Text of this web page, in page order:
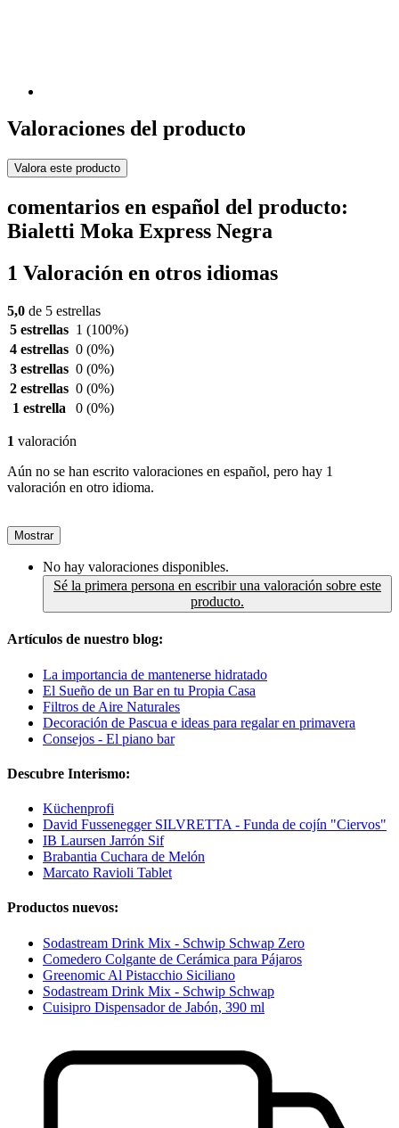
Valoraciones del producto
Valora este producto
comentarios en español del producto:
Bialetti Moka Express Negra
1 Valoración en otros idiomas
5,0 de 5 estrellas
5 estrellas 1 (100%)
4 estrellas 0 (0%)
3 estrellas 0 (0%)
2 estrellas 0 (0%)
1 estrella
0 (0%)
1 valoración
Aún no se han escrito valoraciones en español, pero hay 1
valoración en otro idioma.
Mostrar
No hay valoraciones disponibles.
Sé la primera persona en escribir una valoración sobre este
producto.
Artículos de nuestro blog:
La importancia de mantenerse hidratado
El Sueño de un Bar en tu Propia Casa
Filtros de Aire Naturales
Decoración de Pascua e ideas para regalar en primavera
Consejos - El piano bar
Descubre Interismo:
Küchenprofi
David Fussenegger SILVRETTA - Funda de cojín "Ciervos"
IB Laursen Jarrón Sif
Brabantia Cuchara de Melón
Marcato Ravioli Tablet
Productos nuevos:
Sodastream Drink Mix - Schwip Schwap Zero
Comedero Colgante de Cerámica para Pájaros
Greenomic Al Pistacchio Siciliano
Sodastream Drink Mix - Schwip Schwap
Cuisipro Dispensador de Jabón, 390 ml